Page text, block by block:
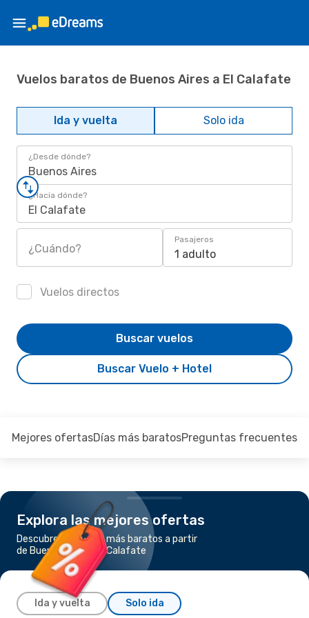
Vuelos baratos de Buenos Aires a El Calafate
Ida y vuelta Solo ida
¿Desde dónde?
Buenos Aires
¿Hacia dónde?
El Calafate
¿Cuándo?
Pasajeros
1 adulto
Vuelos directos
Buscar Vuelo + Hotel
Buscar vuelos
Mejores ofertasDías más baratosPreguntas frecuentes
Explora las mejores ofertas
Descubre los vuelos más baratos a partir
de Buenos Aires a El Calafate
Ida y vuelta Solo ida